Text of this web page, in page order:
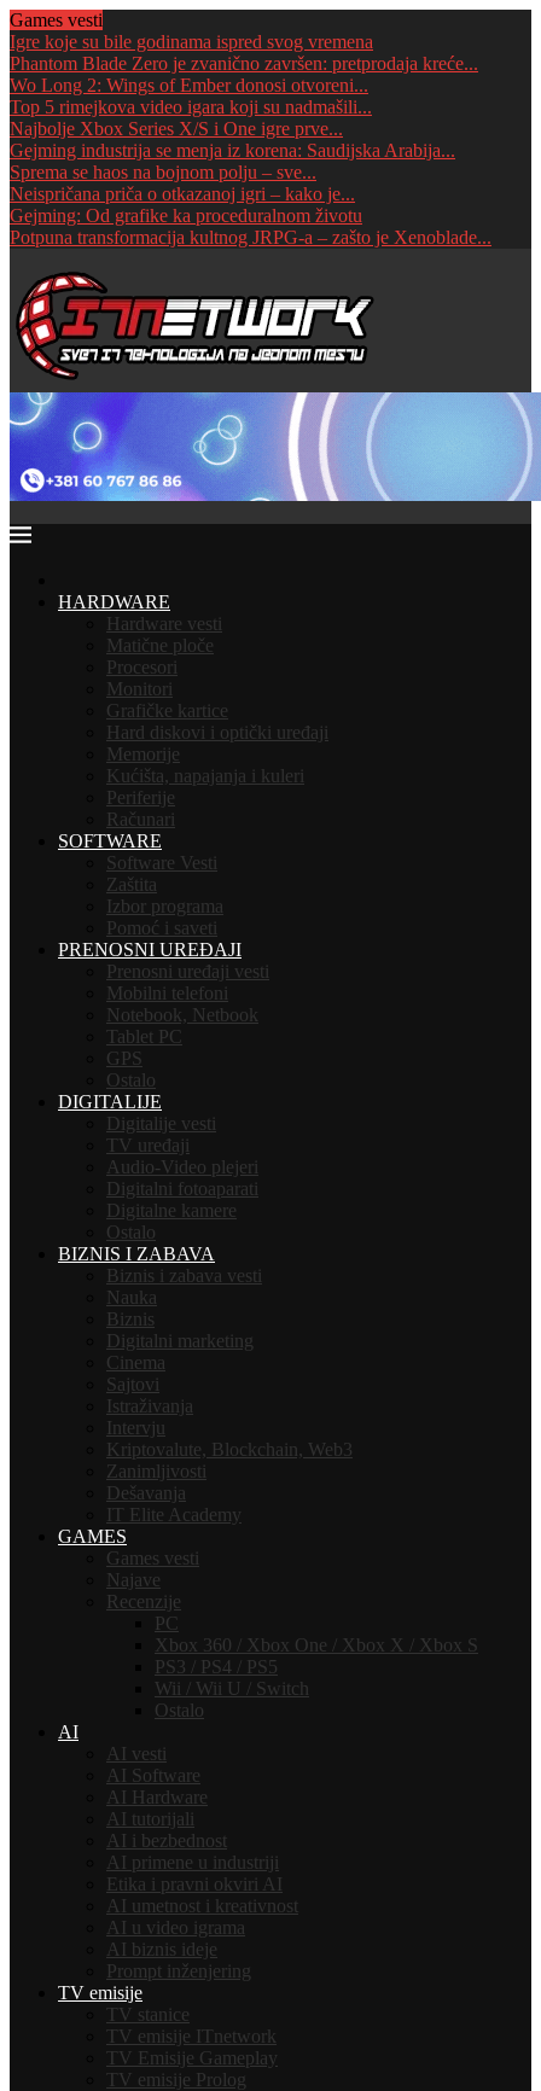
Games vesti
Igre koje su bile godinama ispred svog vremena
Phantom Blade Zero je zvanično završen: pretprodaja kreće...
Wo Long 2: Wings of Ember donosi otvoreni...
Top 5 rimejkova video igara koji su nadmašili...
Najbolje Xbox Series X/S i One igre prve...
Gejming industrija se menja iz korena: Saudijska Arabija...
Sprema se haos na bojnom polju – sve...
Neispričana priča o otkazanoj igri – kako je...
Gejming: Od grafike ka proceduralnom životu
Potpuna transformacija kultnog JRPG-a – zašto je Xenoblade...
HARDWARE
Hardware vesti
Matične ploče
Procesori
Monitori
Grafičke kartice
Hard diskovi i optički uređaji
Memorije
Kućišta, napajanja i kuleri
Periferije
Računari
SOFTWARE
Software Vesti
Zaštita
Izbor programa
Pomoć i saveti
PRENOSNI UREĐAJI
Prenosni uređaji vesti
Mobilni telefoni
Notebook, Netbook
Tablet PC
GPS
Ostalo
DIGITALIJE
Digitalije vesti
TV uređaji
Audio-Video plejeri
Digitalni fotoaparati
Digitalne kamere
Ostalo
BIZNIS I ZABAVA
Biznis i zabava vesti
Nauka
Biznis
Digitalni marketing
Cinema
Sajtovi
Istraživanja
Intervju
Kriptovalute, Blockchain, Web3
Zanimljivosti
Dešavanja
IT Elite Academy
GAMES
Games vesti
Najave
Recenzije
PC
Xbox 360 / Xbox One / Xbox X / Xbox S
PS3 / PS4 / PS5
Wii / Wii U / Switch
Ostalo
AI
AI vesti
AI Software
AI Hardware
AI tutorijali
AI i bezbednost
AI primene u industriji
Etika i pravni okviri AI
AI umetnost i kreativnost
AI u video igrama
AI biznis ideje
Prompt inženjering
TV emisije
TV stanice
TV emisije ITnetwork
TV Emisije Gameplay
TV emisije Prolog